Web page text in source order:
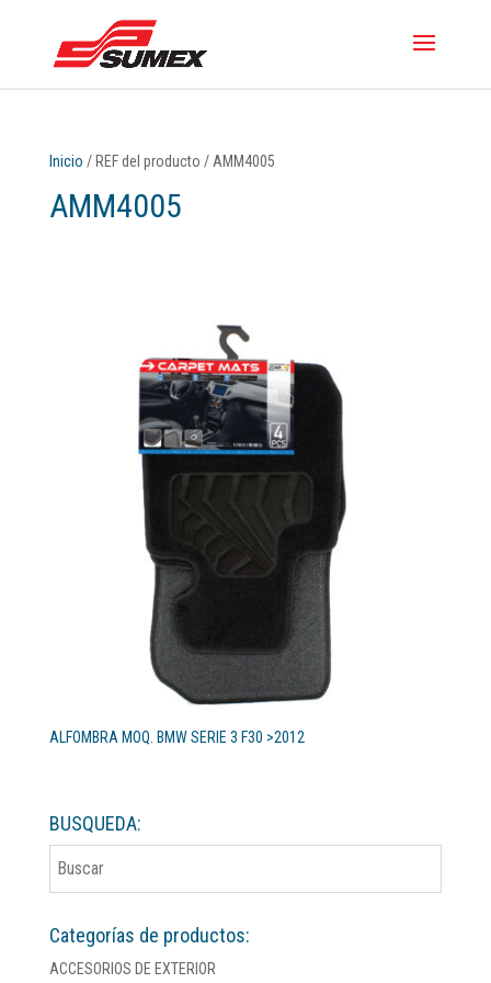
Inicio / REF del producto / AMM4005
AMM4005
ALFOMBRA MOQ. BMW SERIE 3 F30 >2012
BUSQUEDA:
Categorías de productos:
ACCESORIOS DE EXTERIOR